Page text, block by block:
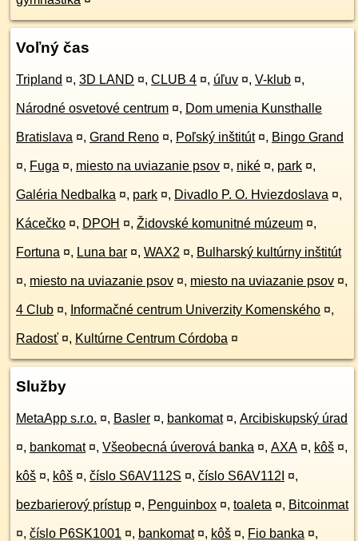
Voľný čas
Tripland ¤, 3D LAND ¤, CLUB 4 ¤, úľuv ¤, V-klub ¤,
Národné osvetové centrum ¤, Dom umenia Kunsthalle
Bratislava ¤, Grand Reno ¤, Poľský inštitút ¤, Bingo Grand
¤, Fuga ¤, miesto na uviazanie psov ¤, niké ¤, park ¤,
Galéria Nedbalka ¤, park ¤, Divadlo P. O. Hviezdoslava ¤,
Kácečko ¤, DPOH ¤, Židovské komunitné múzeum ¤,
Fortuna ¤, Luna bar ¤, WAX2 ¤, Bulharský kultúrny inštitút
¤, miesto na uviazanie psov ¤, miesto na uviazanie psov ¤,
4 Club ¤, Informačné centrum Univerzity Komenského ¤,
Radosť ¤, Kultúrne Centrum Córdoba ¤
Služby
MetaApp s.r.o. ¤, Basler ¤, bankomat ¤, Arcibiskupský úrad
¤, bankomat ¤, Všeobecná úverová banka ¤, AXA ¤, kôš ¤,
kôš ¤, kôš ¤, číslo S6AV112S ¤, číslo S6AV112I ¤,
bezbarierový prístup ¤, Penguinbox ¤, toaleta ¤, Bitcoinmat
¤, číslo P6SK1001 ¤, bankomat ¤, kôš ¤, Fio banka ¤,